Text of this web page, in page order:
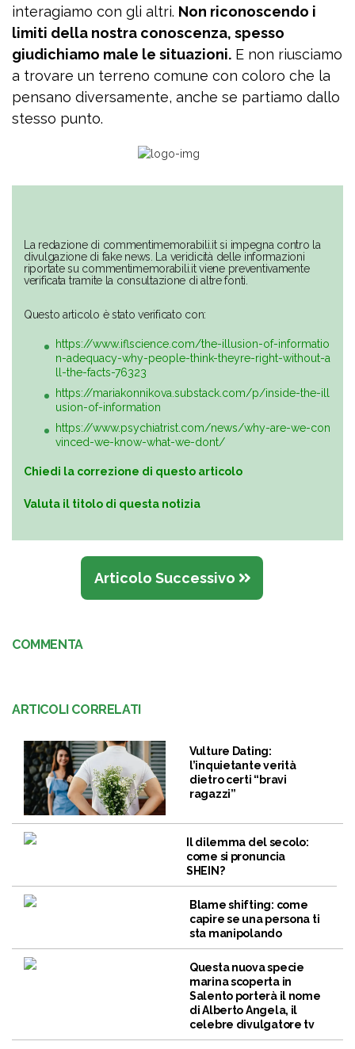
interagiamo con gli altri. Non riconoscendo i
limiti della nostra conoscenza, spesso
giudichiamo male le situazioni. E non riusciamo
a trovare un terreno comune con coloro che la
pensano diversamente, anche se partiamo dallo
stesso punto.
La redazione di commentimemorabili.it si impegna contro la
divulgazione di fake news. La veridicità delle informazioni
riportate su commentimemorabili.it viene preventivamente
verificata tramite la consultazione di altre fonti.
Questo articolo è stato verificato con:
https://www.iflscience.com/the-illusion-of-informatio
n-adequacy-why-people-think-theyre-right-without-a
ll-the-facts-76323
https://mariakonnikova.substack.com/p/inside-the-ill
usion-of-information
https://www.psychiatrist.com/news/why-are-we-con
vinced-we-know-what-we-dont/
Chiedi la correzione di questo articolo
Valuta il titolo di questa notizia
Articolo Successivo
COMMENTA
ARTICOLI CORRELATI
Vulture Dating:
l’inquietante verità
dietro certi “bravi
ragazzi”
Il dilemma del secolo:
come si pronuncia
SHEIN?
Blame shifting: come
capire se una persona ti
sta manipolando
Questa nuova specie
marina scoperta in
Salento porterà il nome
di Alberto Angela, il
celebre divulgatore tv